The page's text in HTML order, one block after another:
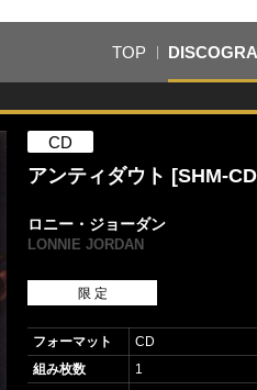
TOP
CD
アンティダウト [SHM-
ロニー・ジョーダン
LONNIE JORDAN
限 定
フォーマット
CD
組み枚数
1